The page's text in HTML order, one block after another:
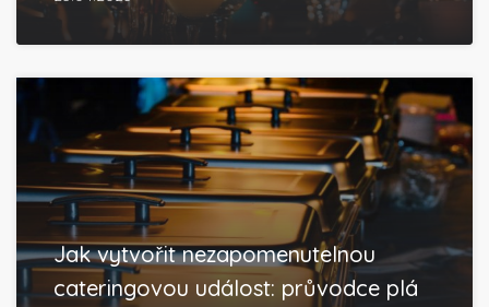
Jak vytvořit nezapomenutelnou
cateringovou událost: průvodce plá